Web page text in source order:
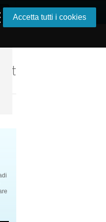
Accetta tutti i cookies